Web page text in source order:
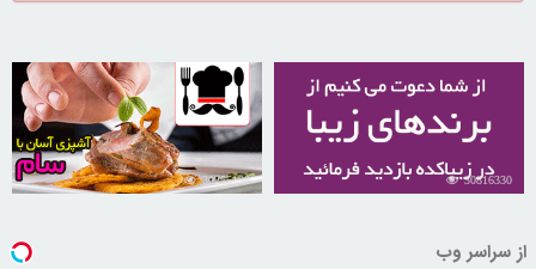
30816330
30255198
از سراسر وب